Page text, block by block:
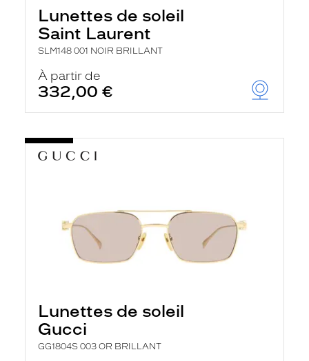
Lunettes de soleil
Saint Laurent
SLM148 001 NOIR BRILLANT
À partir de
332,00 €
Lunettes de soleil
Gucci
GG1804S 003 OR BRILLANT